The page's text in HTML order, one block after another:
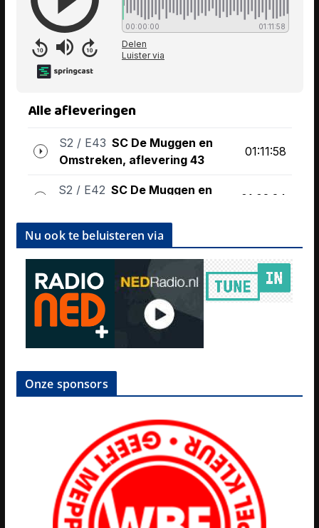
Nu ook te beluisteren via
Onze sponsors